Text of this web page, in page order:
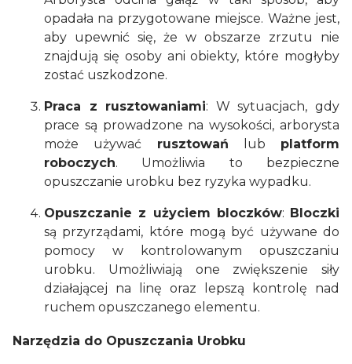
opadała na przygotowane miejsce. Ważne jest,
aby upewnić się, że w obszarze zrzutu nie
znajdują się osoby ani obiekty, które mogłyby
zostać uszkodzone.
Praca z rusztowaniami: W sytuacjach, gdy
prace są prowadzone na wysokości, arborysta
może używać rusztowań lub platform
roboczych. Umożliwia to bezpieczne
opuszczanie urobku bez ryzyka wypadku.
Opuszczanie z użyciem bloczków: Bloczki
są przyrządami, które mogą być używane do
pomocy w kontrolowanym opuszczaniu
urobku. Umożliwiają one zwiększenie siły
działającej na linę oraz lepszą kontrolę nad
ruchem opuszczanego elementu.
Narzędzia do Opuszczania Urobku